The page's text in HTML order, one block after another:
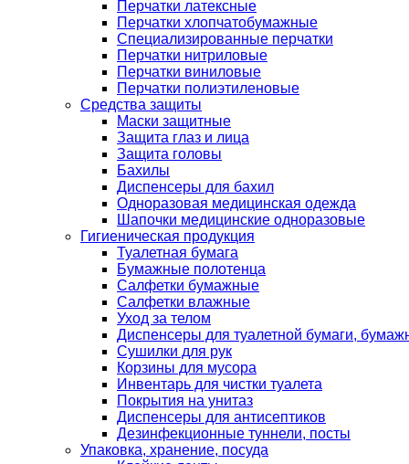
Перчатки латексные
Перчатки хлопчатобумажные
Специализированные перчатки
Перчатки нитриловые
Перчатки виниловые
Перчатки полиэтиленовые
Средства защиты
Маски защитные
Защита глаз и лица
Защита головы
Бахилы
Диспенсеры для бахил
Одноразовая медицинская одежда
Шапочки медицинские одноразовые
Гигиеническая продукция
Туалетная бумага
Бумажные полотенца
Салфетки бумажные
Салфетки влажные
Уход за телом
Диспенсеры для туалетной бумаги,
Сушилки для рук
Корзины для мусора
Инвентарь для чистки туалета
Покрытия на унитаз
Диспенсеры для антисептиков
Дезинфекционные туннели, посты
Упаковка, хранение, посуда